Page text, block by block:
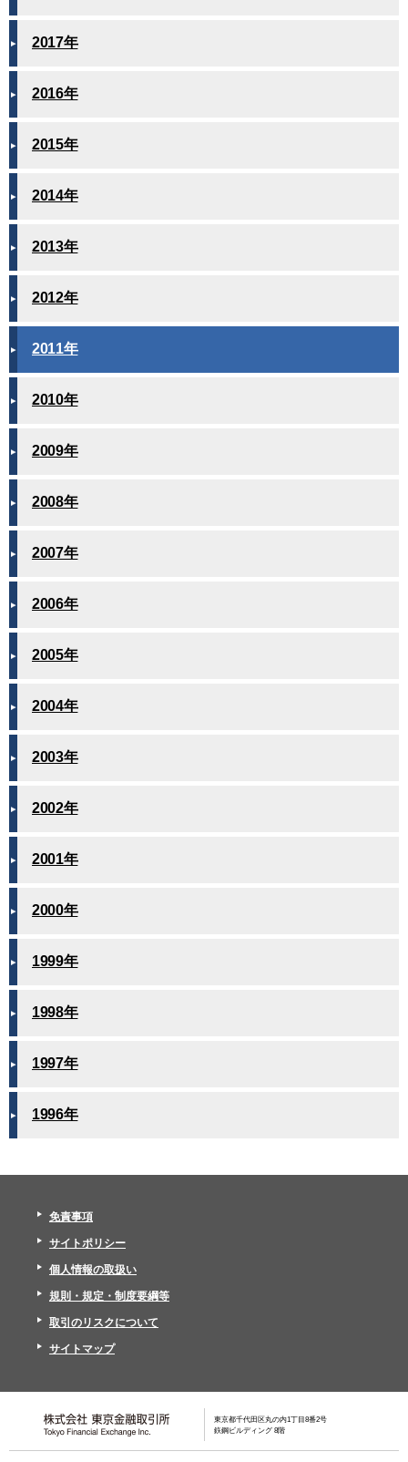
2017年
2016年
2015年
2014年
2013年
2012年
2011年
2010年
2009年
2008年
2007年
2006年
2005年
2004年
2003年
2002年
2001年
2000年
1999年
1998年
1997年
1996年
免責事項
サイトポリシー
個人情報の取扱い
規則・規定・制度要綱等
取引のリスクについて
サイトマップ
東京都千代田区丸の内1丁目8番2号
鉃鋼ビルディング 8階